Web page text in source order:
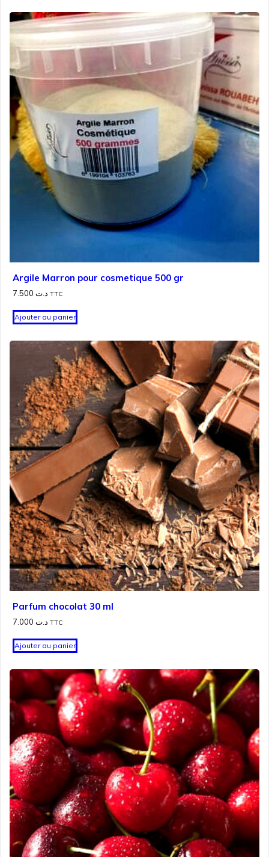
Argile Marron pour cosmetique 500 gr
د.ت TTC
Ajouter au panier
Parfum chocolat 30 ml
د.ت TTC
Ajouter au panier